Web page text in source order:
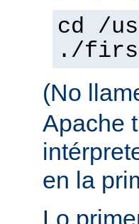
cd /
./
(No
Apache
en la
Lo